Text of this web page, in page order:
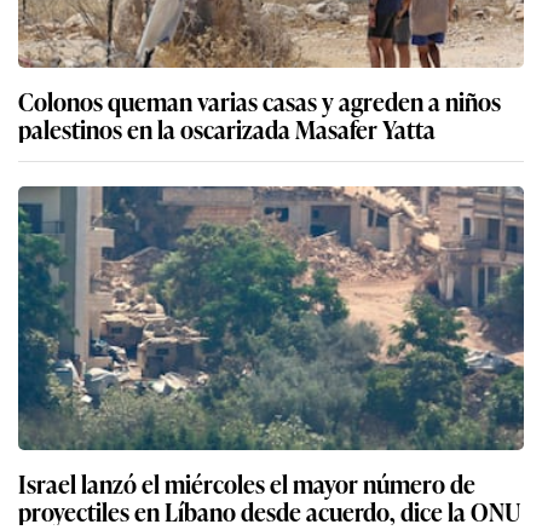
Colonos queman varias casas y agreden a niños
palestinos en la oscarizada Masafer Yatta
Israel lanzó el miércoles el mayor número de
proyectiles en Líbano desde acuerdo, dice la ONU